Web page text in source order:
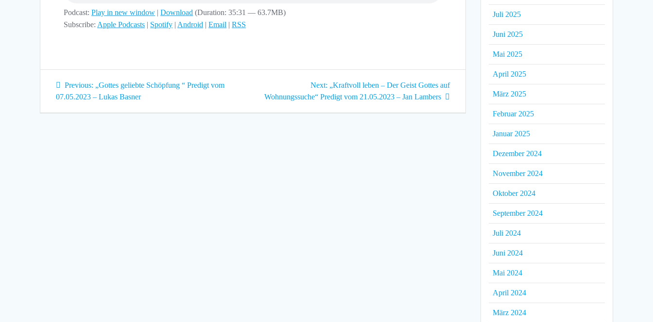
Podcast:Play in new window |Download (Duration: 35:31 — 63.7MB)
Subscribe: Apple Podcasts | Spotify | Android |Email |RSS
Beitragsnavigation
Previous:
Previous
post:
„Gottes geliebte Schöpfung “ Predigt vom
07.05.2023 – Lukas Basner
Next:
Next
post:
„Kraftvoll leben – Der Geist Gottes auf
Wohnungssuche“ Predigt vom 21.05.2023 – Jan Lambers
Juli 2025
Juni 2025
Mai 2025
April 2025
März 2025
Februar 2025
Januar 2025
Dezember 2024
November 2024
Oktober 2024
September 2024
Juli 2024
Juni 2024
Mai 2024
April 2024
März 2024